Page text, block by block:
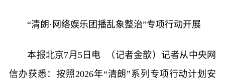
“清朗·网络娱乐团播乱象整治”专项行动开展
本报北京7月5日电 （记者金歆）记者从中央网
信办获悉：按照2026年“清朗”系列专项行动计划安